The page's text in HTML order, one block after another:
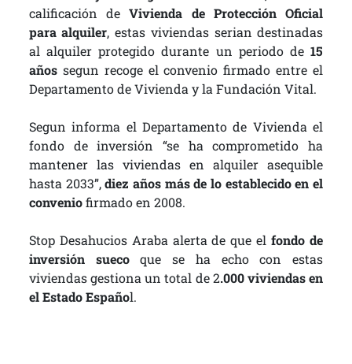
calificación deVivienda de Protección Oficial
para alquiler, estas viviendas serian destinadas
al alquiler protegido durante un periodo de15
añossegun recoge el convenio firmado entre el
Departamento de Vivienda y la Fundación Vital.
Segun informa el Departamento de Vivienda el
fondo de inversión “se ha comprometido ha
mantener las viviendas en alquiler asequible
hasta 2033”,diez años más de lo establecido en el
conveniofirmado en 2008.
Stop Desahucios Araba alerta de que elfondo de
inversión suecoque se ha echo con estas
viviendas gestiona un total de 2.000 viviendas en
el Estado Español.